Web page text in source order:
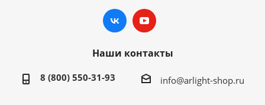
Наши контакты
8 (800) 550-31-93 info@arlight-shop.ru